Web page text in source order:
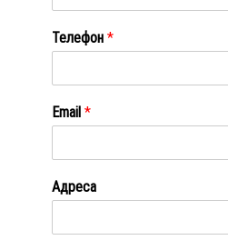
Телефон *
Email *
Адреса